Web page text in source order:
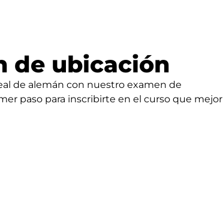
de ubicación
de alemán con nuestro examen de
paso para inscribirte en el curso que mejor